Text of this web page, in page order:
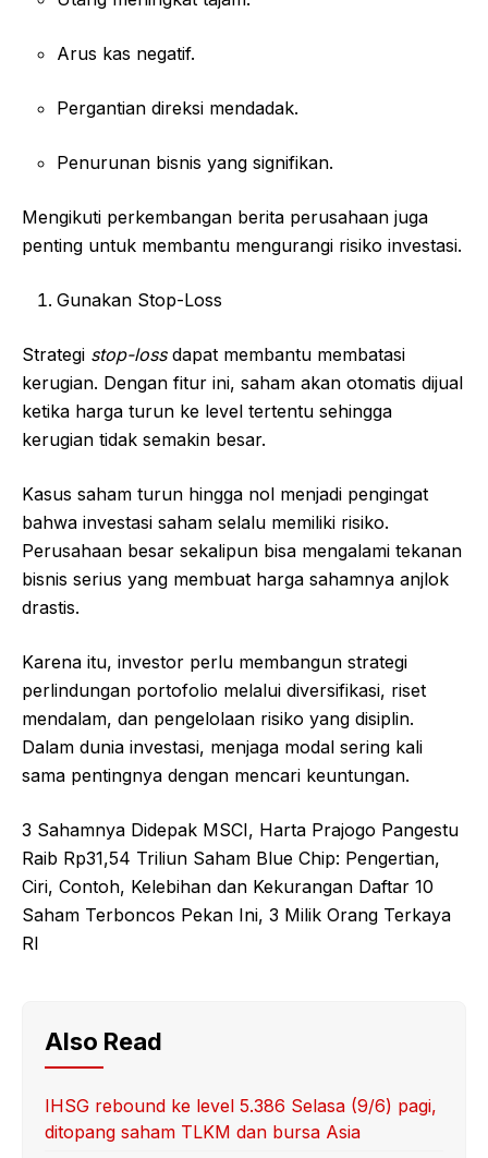
Arus kas negatif.
Pergantian direksi mendadak.
Penurunan bisnis yang signifikan.
Mengikuti perkembangan berita perusahaan juga
penting untuk membantu mengurangi risiko investasi.
Gunakan Stop-Loss
Strategi stop-lossdapat membantu membatasi
kerugian. Dengan fitur ini, saham akan otomatis dijual
ketika harga turun ke level tertentu sehingga
kerugian tidak semakin besar.
Kasus saham turun hingga nol menjadi pengingat
bahwa investasi saham selalu memiliki risiko.
Perusahaan besar sekalipun bisa mengalami tekanan
bisnis serius yang membuat harga sahamnya anjlok
drastis.
Karena itu, investor perlu membangun strategi
perlindungan portofolio melalui diversifikasi, riset
mendalam, dan pengelolaan risiko yang disiplin.
Dalam dunia investasi, menjaga modal sering kali
sama pentingnya dengan mencari keuntungan.
3 Sahamnya Didepak MSCI, Harta Prajogo Pangestu
Raib Rp31,54 Triliun Saham Blue Chip: Pengertian,
Ciri, Contoh, Kelebihan dan Kekurangan Daftar 10
Saham Terboncos Pekan Ini, 3 Milik Orang Terkaya
RI
Also Read
IHSG rebound ke level 5.386 Selasa (9/6) pagi,
ditopang saham TLKM dan bursa Asia